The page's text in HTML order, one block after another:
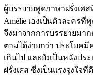
ผู้บรรยายพูดภาษาฝรั่งเศ
Amélie เองเป็นตัวละคร
จึงมาจากการบรรยายมา
ตามได้ง่ายกว่า ประโยค
เกินไป และยังเป็นหนังป
ฝรั่งเศส ซึ่งเป็นแรงจูงใจ